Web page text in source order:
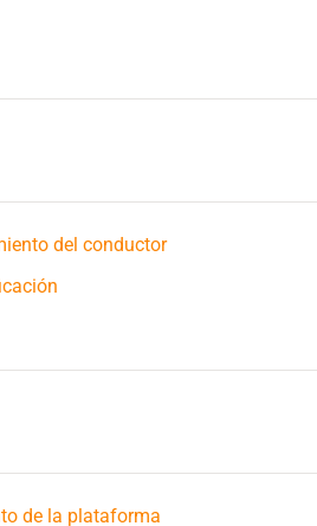
del conductor
de la plataforma